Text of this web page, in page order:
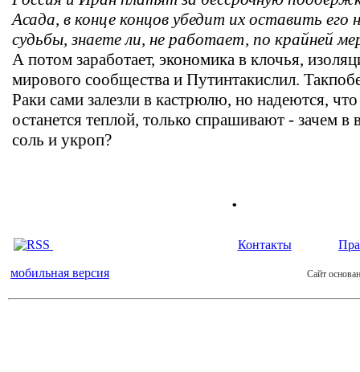
Асада, в конце концов убедит их оставить его
судьбы, знаете ли, не работает, по крайней
А потом заработает, экономика в клочья,
мирового сообщества и Путинтакислил.
Раки сами залезли в кастрюлю, но надеются, что
останется теплой, только спрашивают - зачем в
соль и укроп?
.
Контакты
мобильная версия Сайт